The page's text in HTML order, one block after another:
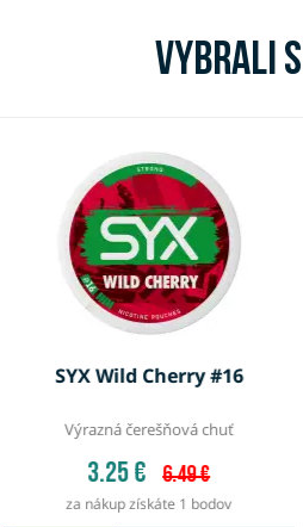
Vybrali
SYX Wild Cherry #16
Výrazná čerešňová chuť
3.25 € 6.49 €
za nákup získáte 1 bodov